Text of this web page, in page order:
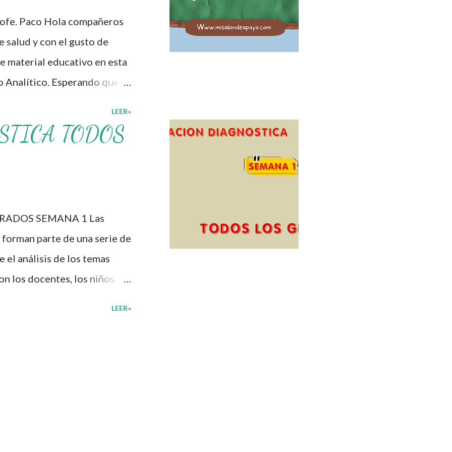
3. Levanto la mano
la basura en su
Paco Hola compañeros
salud y con el gusto de
material educativo en esta
Analítico. Esperando que
los niveles de logro
también
que hacen que
Analítico
LEER»
TODOS
SEMANA 1 Las
parte de una serie de
el análisis de los temas
los docentes, los niños
LEER»